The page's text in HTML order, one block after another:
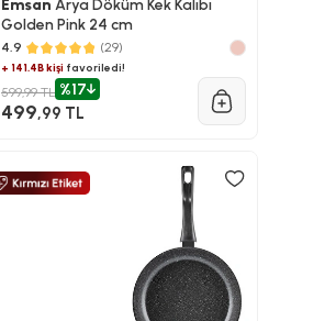
Emsan Arya Döküm Kek Kalıbı
Golden Pink 24 cm
4.9 (29)
+ 141.4B kişi favoriledi!
599,99 TL %17
499,99 TL